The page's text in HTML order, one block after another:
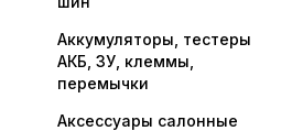
Аккумуляторы, тестеры
АКБ, ЗУ, клеммы,
перемычки
Аксессуары салонные